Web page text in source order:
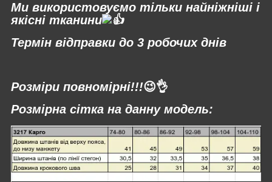
Ми використовуємо тільки найніжніші і
якісні тканини
Термін відправки до 3 робочих днів
Розміри повномірні!!!😉👌
Розмірна сітка на данну модель: